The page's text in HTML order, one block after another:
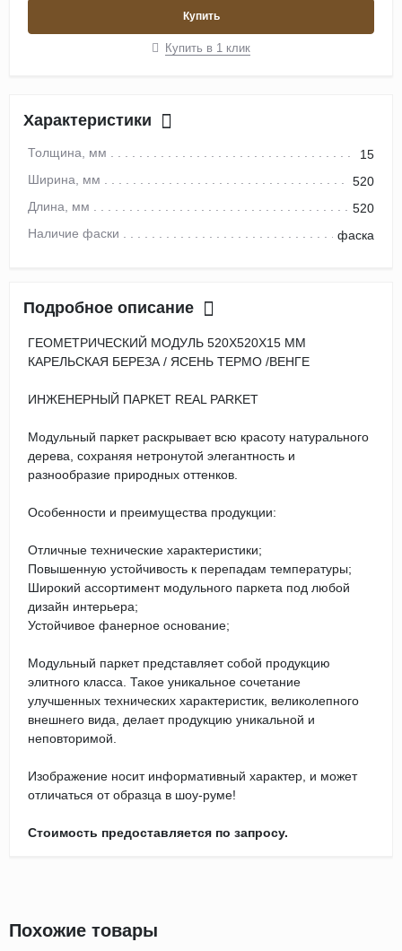
Купить
Купить в 1 клик
Характеристики
Толщина, мм
15
Ширина, мм
520
Длина, мм
520
Наличие фаски
фаска
Подробное описание
ГЕОМЕТРИЧЕСКИЙ МОДУЛЬ 520Х520Х15 ММ
КАРЕЛЬСКАЯ БЕРЕЗА / ЯСЕНЬ ТЕРМО /ВЕНГЕ
ИНЖЕНЕРНЫЙ ПАРКЕТ REAL PARKET
Модульный паркет раскрывает всю красоту натурального
дерева, сохраняя нетронутой элегантность и
разнообразие природных оттенков.
Особенности и преимущества продукции:
Отличные технические характеристики;
Повышенную устойчивость к перепадам температуры;
Широкий ассортимент модульного паркета под любой
дизайн интерьера;
Устойчивое фанерное основание;
Модульный паркет представляет собой продукцию
элитного класса. Такое уникальное сочетание
улучшенных технических характеристик, великолепного
внешнего вида, делает продукцию уникальной и
неповторимой.
Изображение носит информативный характер, и может
отличаться от образца в шоу-руме!
Стоимость предоставляется по запросу.
Похожие товары